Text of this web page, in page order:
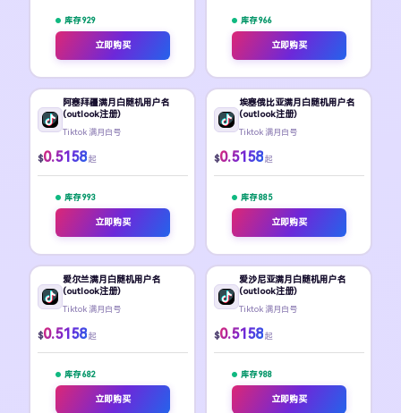
库存 929
立即购买
库存 966
立即购买
阿塞拜疆满月白随机用户名
(outlook注册)
Tiktok 满月白号
$0.5158 起
库存 993
立即购买
埃塞俄比亚满月白随机用户名
(outlook注册)
Tiktok 满月白号
$0.5158 起
库存 885
立即购买
爱尔兰满月白随机用户名
(outlook注册)
Tiktok 满月白号
$0.5158 起
库存 682
立即购买
爱沙尼亚满月白随机用户名
(outlook注册)
Tiktok 满月白号
$0.5158 起
库存 988
立即购买